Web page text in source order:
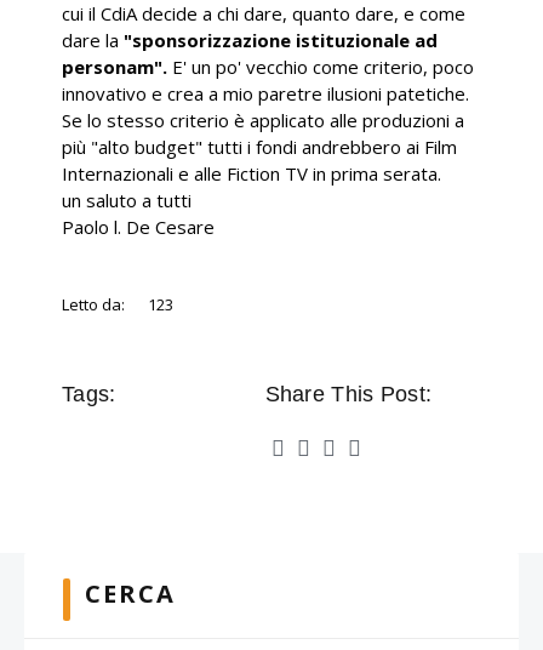
cui il CdiA decide a chi dare, quanto dare, e come
dare la "sponsorizzazione istituzionale ad
personam". E' un po' vecchio come criterio, poco
innovativo e crea a mio paretre ilusioni patetiche.
Se lo stesso criterio è applicato alle produzioni a
più "alto budget" tutti i fondi andrebbero ai Film
Internazionali e alle Fiction TV in prima serata.
un saluto a tutti
Paolo l. De Cesare
Letto da: 123
Tags: Share This Post:
CERCA